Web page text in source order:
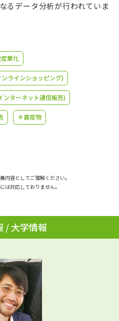
学問分野解説
夢ナビライブ
サポート
大学進学IDについて
個人情報取扱規定
テレメール進学カタログ
訂正のご案内
るデータ分析が行われていま
業化
ラインショッピング)
ンターネット通信販売)
＃農産物
容としてご理解ください。
は対応しておりません。
/ 大学情報